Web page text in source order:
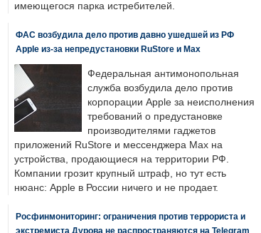
имеющегося парка истребителей.
ФАС возбудила дело против давно ушедшей из РФ
Apple из-за непредустановки RuStore и Max
Федеральная антимонопольная
служба возбудила дело против
корпорации Apple за неисполнения
требований о предустановке
производителями гаджетов
приложений RuStore и мессенджера Max на
устройства, продающиеся на территории РФ.
Компании грозит крупный штраф, но тут есть
нюанс: Apple в России ничего и не продает.
Росфинмониторинг: ограничения против террориста и
экстремиста Дурова не распространяются на Telegram